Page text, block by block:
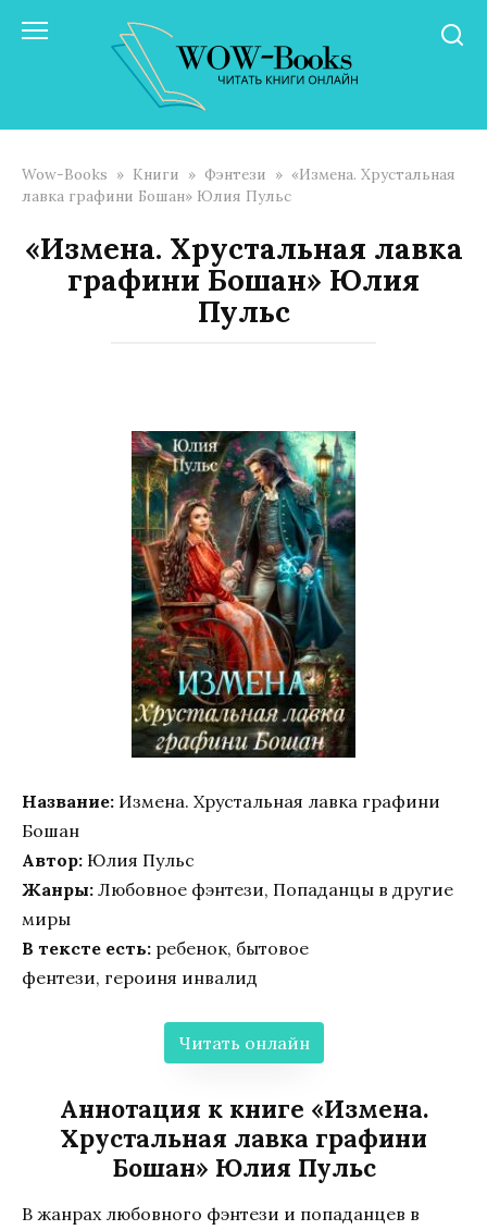
Wow-Books » Книги » Фэнтези » «Измена. Хрустальная
лавка графини Бошан» Юлия Пульс
«Измена. Хрустальная лавка
графини Бошан» Юлия
Пульс
Название: Измена. Хрустальная лавка графини
Бошан
Автор: Юлия Пульс
Жанры: Любовное фэнтези, Попаданцы в другие
миры
В тексте есть: ребенок, бытовое
фентези, героиня инвалид
Читать онлайн
Аннотация к книге «Измена.
Хрустальная лавка графини
Бошан» Юлия Пульс
В жанрах любовного фэнтези и попаданцев в